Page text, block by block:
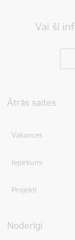
Vai šī
Ātrās saites
Vakances
Iepirkumi
Projekti
Noderīgi